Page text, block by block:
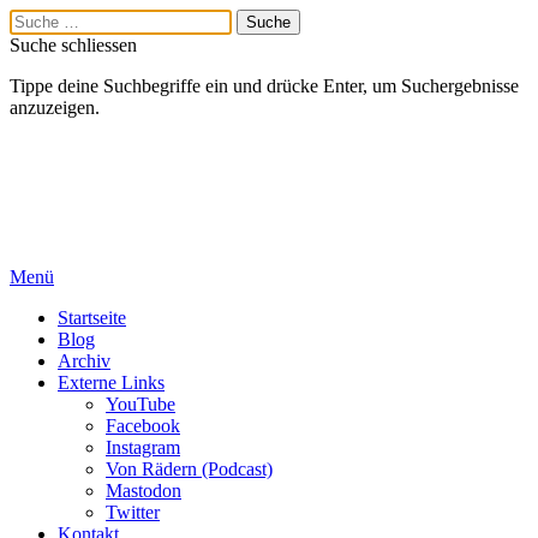
Suche schliessen
Tippe deine Suchbegriffe ein und drücke Enter, um Suchergebnisse
anzuzeigen.
Menü
Startseite
Blog
Archiv
Externe Links
YouTube
Facebook
Instagram
Von Rädern (Podcast)
Mastodon
Twitter
Kontakt